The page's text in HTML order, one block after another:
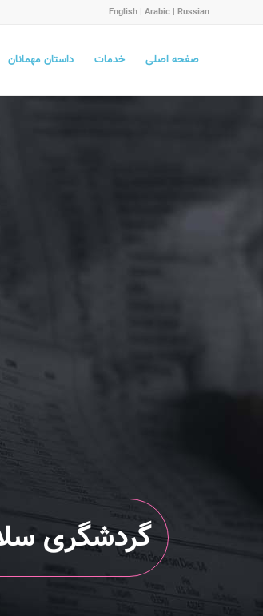
English | Arabic | Russian
صفحه اصلی خدمات داستان مهمانان
گردشگری